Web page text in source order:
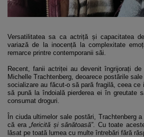
Versatilitatea sa ca actriță și capacitatea
variază de la inocență la complexitate
remarce printre contemporanii săi.
Recent, fanii actriței au devenit îngrijorați
Michelle Trachtenberg, deoarece postările
socializare au făcut-o să pară fragilă, ceea ce
să pună la îndoială pierderea ei în greutate
consumat droguri.
În ciuda ultimelor sale postări, Trachtenberg
că era „fericită și sănătoasă”. Cu toate
lăsat pe toată lumea cu multe întrebări fără